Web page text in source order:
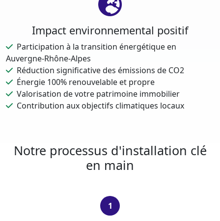
Impact environnemental positif
Participation à la transition énergétique en
Auvergne-Rhône-Alpes
Réduction significative des émissions de CO2
Énergie 100% renouvelable et propre
Valorisation de votre patrimoine immobilier
Contribution aux objectifs climatiques locaux
Notre processus d'installation clé
en main
1